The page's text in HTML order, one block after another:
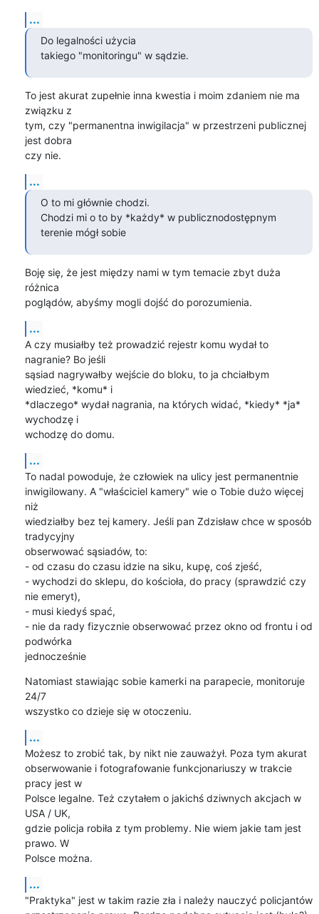
...
Do legalności użycia
takiego "monitoringu" w sądzie.
To jest akurat zupełnie inna kwestia i moim zdaniem nie ma
związku z
tym, czy "permanentna inwigilacja" w przestrzeni publicznej
jest dobra
czy nie.
...
O to mi głównie chodzi.
Chodzi mi o to by *każdy* w publicznodostępnym
terenie mógł sobie
Boję się, że jest między nami w tym temacie zbyt duża
różnica
poglądów, abyśmy mogli dojść do porozumienia.
...
A czy musiałby też prowadzić rejestr komu wydał to
nagranie? Bo jeśli
sąsiad nagrywałby wejście do bloku, to ja chciałbym
wiedzieć, *komu* i
*dlaczego* wydał nagrania, na których widać, *kiedy* *ja*
wychodzę i
wchodzę do domu.
...
To nadal powoduje, że człowiek na ulicy jest permanentnie
inwigilowany. A "właściciel kamery" wie o Tobie dużo więcej
niż
wiedziałby bez tej kamery. Jeśli pan Zdzisław chce w sposób
tradycyjny
obserwować sąsiadów, to:
- od czasu do czasu idzie na siku, kupę, coś zjeść,
- wychodzi do sklepu, do kościoła, do pracy (sprawdzić czy
nie emeryt),
- musi kiedyś spać,
- nie da rady fizycznie obserwować przez okno od frontu i od
podwórka
jednocześnie
Natomiast stawiając sobie kamerki na parapecie, monitoruje
24/7
wszystko co dzieje się w otoczeniu.
...
Możesz to zrobić tak, by nikt nie zauważył. Poza tym akurat
obserwowanie i fotografowanie funkcjonariuszy w trakcie
pracy jest w
Polsce legalne. Też czytałem o jakichś dziwnych akcjach w
USA / UK,
gdzie policja robiła z tym problemy. Nie wiem jakie tam jest
prawo. W
Polsce można.
...
"Praktyka" jest w takim razie zła i należy nauczyć policjantów